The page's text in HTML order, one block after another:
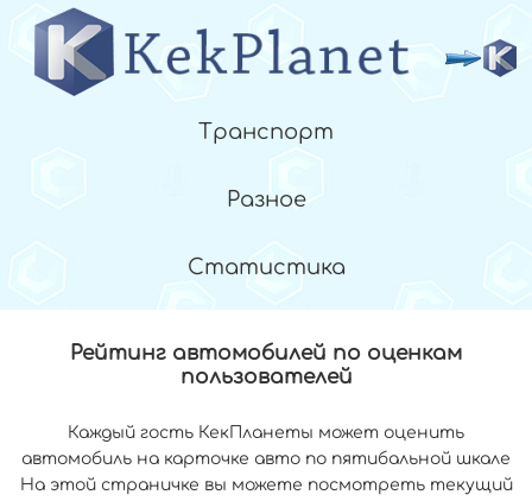
Транспорт
Разное
Статистика
Рейтинг автомобилей по оценкам
пользователей
Каждый гость КекПланеты может оценить
автомобиль на карточке авто по пятибальной шкале
На этой страничке вы можете посмотреть текущий